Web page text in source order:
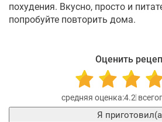
похудения. Вкусно, просто и
попробуйте повторить дома.
Оценить
4.2
Я